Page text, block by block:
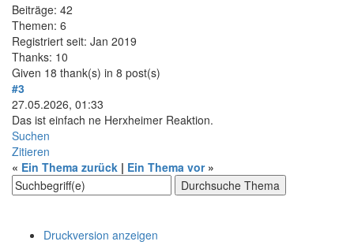
Beiträge: 42
Themen: 6
Registriert seit: Jan 2019
Thanks: 10
Given 18 thank(s) in 8 post(s)
#3
27.05.2026, 01:33
Das ist einfach ne Herxheimer Reaktion.
Suchen
Zitieren
« Ein Thema zurück | Ein Thema vor»
Druckversion anzeigen